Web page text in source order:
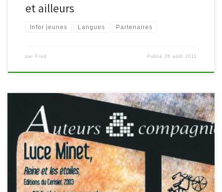
et ailleurs
Infor jeunes Langues Partenaires
par Fred Publié26 août 2011
» Bruxelles, 1943-1945, l’histoire de Reine et de sa bande de
copains. Ils ont à peine plus de vingt ans. Ils sont juifs, communistes
et résistants chez les Partisans Armés. A travers leurs combats, ces
personnages, debout envers et contre tout, donnent chair et vie à
ce pan mal connu […]